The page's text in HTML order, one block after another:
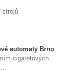
strojů.
automaty Brno
cigaretových